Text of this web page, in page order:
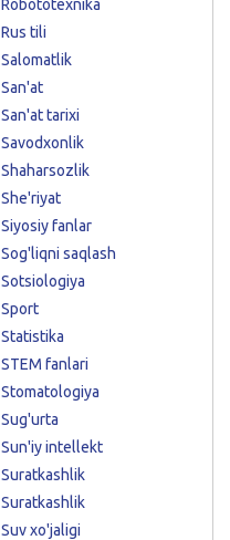
Robototexnika
Rus tili
Salomatlik
San'at
San'at tarixi
Savodxonlik
Shaharsozlik
She'riyat
Siyosiy fanlar
Sog'liqni saqlash
Sotsiologiya
Sport
Statistika
STEM fanlari
Stomatologiya
Sug'urta
Sun'iy intellekt
Suratkashlik
Suratkashlik
Suv xo'jaligi